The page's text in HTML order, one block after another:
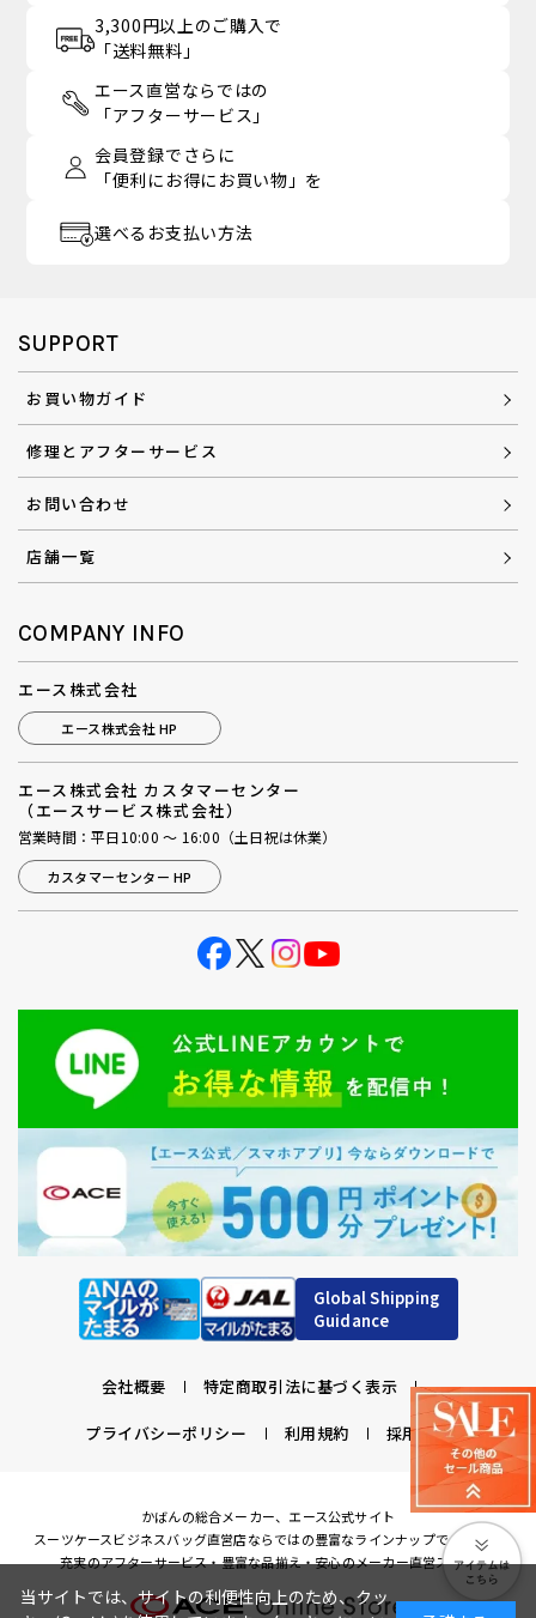
3,300円以上のご購入で
「送料無料」
エース直営ならではの
「アフターサービス」
会員登録でさらに
「便利にお得にお買い物」を
選べるお支払い方法
SUPPORT
お買い物ガイド
修理とアフターサービス
お問い合わせ
店舗一覧
COMPANY INFO
エース株式会社
エース株式会社 HP
エース株式会社 カスタマーセンター
（エースサービス株式会社）
営業時間：平日10:00 ～ 16:00（土日祝は休業）
カスタマーセンター HP
Global Shipping
Guidance
会社概要 特定商取引法に基づく表示
プライバシーポリシー 利用規約 採用情報
かばんの総合メーカー、エース公式サイト
スーツケースビジネスバッグ直営店ならではの豊富なラインナップでご紹介！
充実のアフターサービス・豊富な品揃え・安心のメーカー直営ストア
当サイトでは、サイトの利便性向上のため、クッ